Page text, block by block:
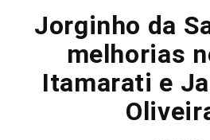
Jorginho da
melhorias
Itamarati e